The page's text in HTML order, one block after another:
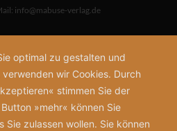
info@mabuse-verlag.de
optimal zu gestalten und
wir Cookies. Durch
stimmen Sie der
»mehr« können Sie
Sie zulassen wollen. Sie können